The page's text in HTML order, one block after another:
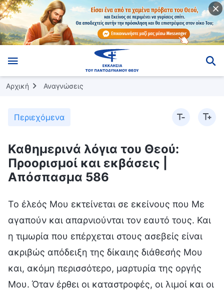
Αρχική Αναγνώσεις
Περιεχόμενα
Καθημερινά λόγια του Θεού:
Προορισμοί και εκβάσεις |
Απόσπασμα 586
Το έλεός Μου εκτείνεται σε εκείνους που Με
αγαπούν και απαρνιούνται τον εαυτό τους. Και
η τιμωρία που επέρχεται στους ασεβείς είναι
ακριβώς απόδειξη της δίκαιης διάθεσής Μου
και, ακόμη περισσότερο, μαρτυρία της οργής
Mου. Όταν έρθει οι καταστροφές, οι λιμοί και οι